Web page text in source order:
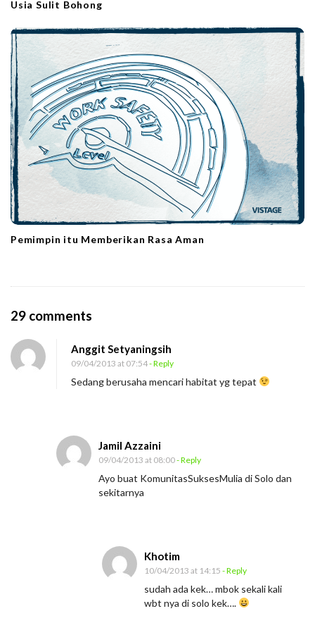
Usia Sulit Bohong
Pemimpin itu Memberikan Rasa Aman
29 comments
H
b
Anggit Setyaningsih
09/04/2013 at 07:54- Reply
Sedang berusaha mencari habitat yg tepat
Jamil Azzaini
09/04/2013 at 08:00- Reply
Ayo buat KomunitasSuksesMulia di Solo dan
sekitarnya
Khotim
10/04/2013 at 14:15 - Reply
sudah ada kek… mbok sekali kali
wbt nya di solo kek….